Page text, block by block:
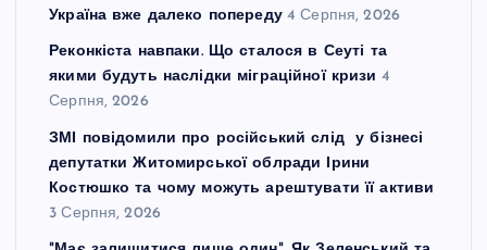
Україна вже далеко попереду 4 Серпня, 2026
Реконкіста навпаки. Що сталося в Сеуті та
якими будуть наслідки міграційної кризи 4
Серпня, 2026
ЗМІ повідомили про російський слід у бізнесі
депутатки Житомирської облради Ірини
Костюшко та чому можуть арештувати її активи
3 Серпня, 2026